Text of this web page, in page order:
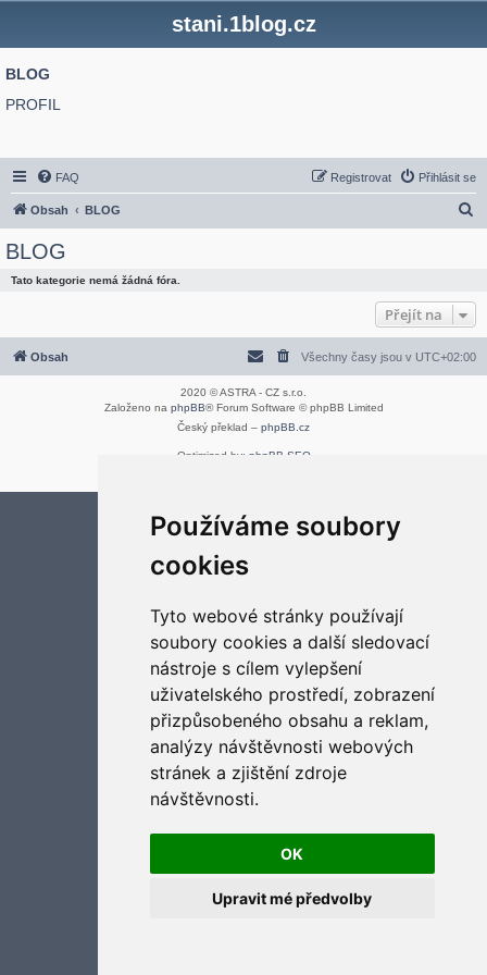
Používáme soubory
cookies
Tyto webové stránky používají
soubory cookies a další sledovací
nástroje s cílem vylepšení
uživatelského prostředí, zobrazení
přizpůsobeného obsahu a reklam,
analýzy návštěvnosti webových
stránek a zjištění zdroje
návštěvnosti.
OK
Upravit mé předvolby
stani.1blog.cz
BLOG
PROFIL
FAQ Přihlásit se
Registrovat
Obsah BLOG
t
BLOG
Tato kategorie nemá žádná fóra.
Přejít na
Obsah Všechny časy jsou v UTC+02:00
2020 © ASTRA - CZ s.r.o.
Založeno na phpBB® Forum Software © phpBB Limited
Český překlad – phpBB.cz
Optimized by: phpBB SEO
Aktualizujte předvolby souborů cookies